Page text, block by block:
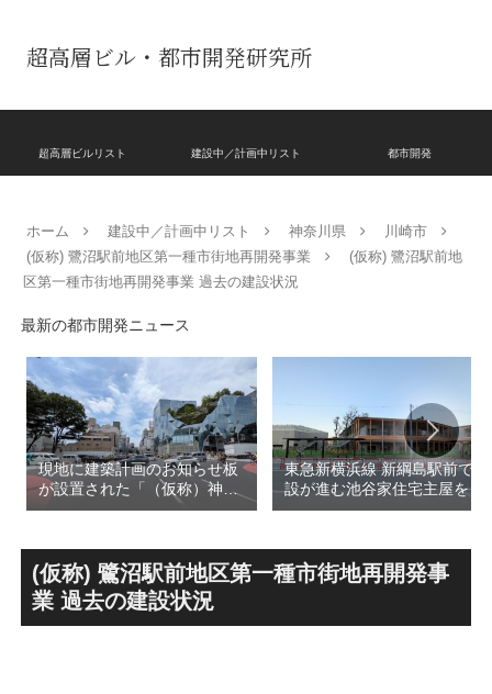
超高層ビル・都市開発研究所
超高層ビルリスト 建設中／計画中リスト 都市開発
ホーム 建設中／計画中リスト 神奈川県
川崎市
(仮称) 鷺沼駅前地区第一種市街地再開発事業
(仮称) 鷺沼駅前地
区第一種市街地再開発事業 過去の建設状況
最新の都市開発ニュース
現地に建築計画のお知らせ板
が設置された「（仮称）神宮
前六丁目八角館建替計
SANAA設計で神宮前交差点に
新たな商業施設誕生へ！！
東急新横浜線 新綱島駅前で建
設が進む池谷家住宅主屋を活
用した「新綱島MICCA」！！
による新たな駅前拠点が2026
年秋誕生へ！！
(仮称) 鷺沼駅前地区第一種市街地再開発事
業 過去の建設状況